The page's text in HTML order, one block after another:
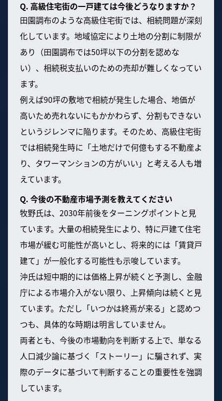
Q. 高級住宅街の一戸建ては今後どうなりますか？
田園調布のような高級住宅街では、相続問題が深刻
化しています。地域協定により土地の分割に制限が
あり（田園調布では50坪以下の分割を認めな
い）、相続税支払いのための売却が難しくなってい
ます。
例えば90坪の敷地で相続が発生した場合、地価が
高いため売れないにもかかわらず、分割もできない
というジレンマに陥ります。そのため、高級住宅街
では相続発生時に「土地だけで何億もする不動産よ
り、タワーマンションの方がいい」と考える人も増
えています。
Q. 今後の不動産市場予測を教えてください
牧野氏は、2030年前後をターニングポイントと見
ています。大量の相続発生により、特に戸建て住宅
市場が緩む可能性が高いとし、将来的には「賃貸戸
建て」が一般化する可能性も示唆しています。
沖氏は短中期的には価格上昇が続くと予測し、金融
庁による市場介入がない限り、上昇傾向は続くと見
ています。ただし「いつかは終焉が来る」と認めつ
つも、具体的な時期は明言していません。
両者とも、今後の市場動向を判断する上で、単なる
人口減少論に基づく「ストーリー」に騙されず、実
際のデータに基づいて判断することの重要性を強調
しています。